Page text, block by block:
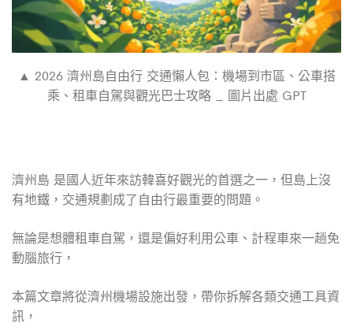
▲ 2026 濟州島自由行 交通懶人包：機場到市區、公車搭
乘、租車自駕與觀光巴士攻略 _ 圖片出處 GPT
濟州島 是國人近年來訪韓喜好觀光的首選之一，但島上沒
有地鐵，交通規劃成了自由行最重要的問題。
無論是想體租車自駕，還是偏好利用公車、計程車來一趟免
動腦旅行，
本篇文章將從濟州機場設施出發，帶你拆解各類交通工具資
訊，